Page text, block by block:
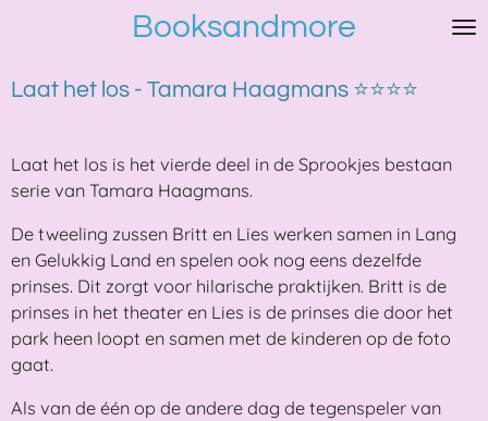
de
Booksandmore
Laat het los - Tamara Haagmans ⭐⭐⭐⭐
Laat het los is het vierde deel in de Sprookjes bestaan
serie van Tamara Haagmans.
De tweeling zussen Britt en Lies werken samen in Lang
en Gelukkig Land en spelen ook nog eens dezelfde
prinses. Dit zorgt voor hilarische praktijken. Britt is de
prinses in het theater en Lies is de prinses die door het
park heen loopt en samen met de kinderen op de foto
gaat.
Als van de één op de andere dag de tegenspeler van